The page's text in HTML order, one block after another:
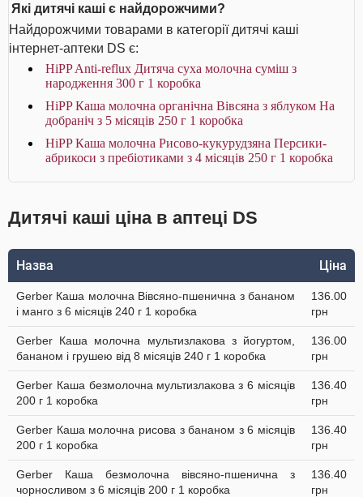
Які дитячі каші є найдорожчими?
Найдорожчими товарами в категорії дитячі каші
інтернет-аптеки DS є:
HiPP Anti-reflux Дитяча суха молочна суміш з
народження 300 г 1 коробка
HiPP Каша молочна органічна Вівсяна з яблуком На
добраніч з 5 місяців 250 г 1 коробка
HiPP Каша молочна Рисово-кукурудзяна Персики-
абрикоси з пребіотиками з 4 місяців 250 г 1 коробка
Дитячі каші ціна в аптеці DS
Назва Ціна
Gerber Каша молочна Вівсяно-пшенична з бананом
і манго з 6 місяців 240 г 1 коробка
136.00
грн
Gerber Каша молочна мультизлакова з йогуртом,
бананом і грушею від 8 місяців 240 г 1 коробка
136.00
грн
Gerber Каша безмолочна мультизлакова з 6 місяців
200 г 1 коробка
136.40
грн
Gerber Каша молочна рисова з бананом з 6 місяців
200 г 1 коробка
136.40
грн
Gerber Каша безмолочна вівсяно-пшенична з
чорносливом з 6 місяців 200 г 1 коробка
136.40
грн